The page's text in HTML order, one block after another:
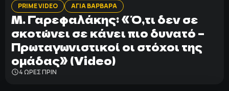
PRIME VIDEO ΑΓΙΑ ΒΑΡΒΑΡΑ
Μ. Γαρεφαλάκης: «Ό,τι δεν σε
σκοτώνει σε κάνει πιο δυνατό –
Πρωταγωνιστικοί οι στόχοι της
ομάδας» (Video)
4 ΩΡΕΣ ΠΡΙΝ